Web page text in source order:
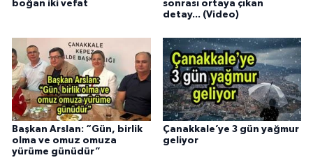
boğan iki vefat
sonrası ortaya çıkan
detay... (Video)
Başkan Arslan: “Gün, birlik
olma ve omuz omuza
yürüme günüdür”
Çanakkale’ye 3 gün yağmur
geliyor